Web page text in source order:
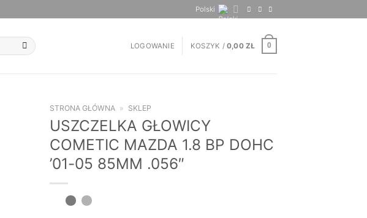
Polski
LOGOWANIE KOSZYK /0,00ZŁ 0
STRONA GŁÓWNA » SKLEP
USZCZELKA GŁOWICY
COMETIC MAZDA 1.8 BP DOHC
’01-05 85MM .056″